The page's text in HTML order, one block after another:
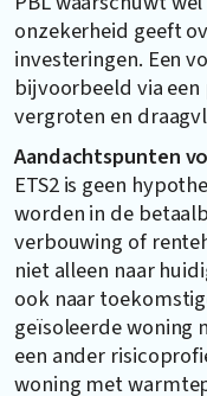
onzekerheid geeft
investeringen. Een
bijvoorbeeld via
vergroten en
Aandachtspunten
ETS2 is geen
worden in de
verbouwing of
niet alleen naar
ook naar
geïsoleerde woning
een ander
woning met